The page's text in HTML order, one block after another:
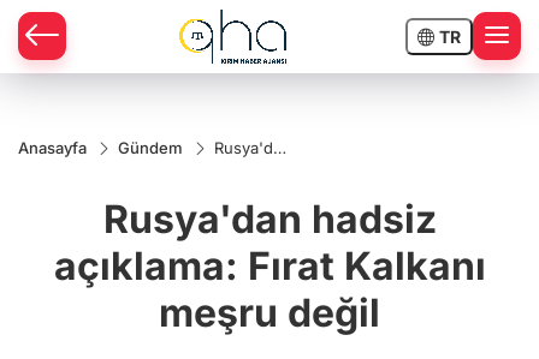
TR
Anasayfa Gündem
Rusya'dan
Fırat
Kalkanı
değil
Rusya'dan hadsiz
açıklama: Fırat Kalkanı
meşru değil